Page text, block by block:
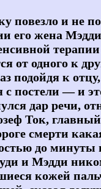
повезло и не
его жена
от одного к
подойдя к
с постели — и
дар речи,
Ток,
смерти
до минуты
и Мэдди
кожей